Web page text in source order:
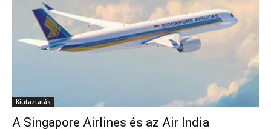
Kiutaztatás
A Singapore Airlines és az Air India